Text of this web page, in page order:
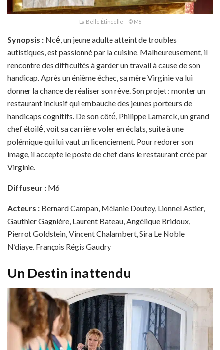
La Belle Étincelle – © M6
Synopsis : Noé́, un jeune adulte atteint de troubles
autistiques, est passionné par la cuisine. Malheureusement, il
rencontre des difficultés à garder un travail à cause de son
handicap. Après un énième échec, sa mère Virginie va lui
donner la chance de réaliser son rêve. Son projet : monter un
restaurant inclusif qui embauche des jeunes porteurs de
handicaps cognitifs. De son côté́, Philippe Lamarck, un grand
chef étoilé́, voit sa carrière voler en éclats, suite à une
polémique qui lui vaut un licenciement. Pour redorer son
image, il accepte le poste de chef dans le restaurant créé par
Virginie.
Diffuseur : M6
Acteurs : Bernard Campan, Mélanie Doutey, Lionnel Astier,
Gauthier Gagnière, Laurent Bateau, Angélique Bridoux,
Pierrot Goldstein, Vincent Chalambert, Sira Le Noble
N’diaye, François Régis Gaudry
Un Destin inattendu